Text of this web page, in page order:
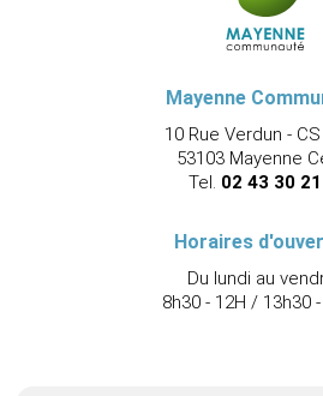
Mayenne
10 Rue Verdun - CS
53103 Mayenne
Tel. 02 43 30 21
Horaires
Du lundi au
8h30 - 12H / 13h30